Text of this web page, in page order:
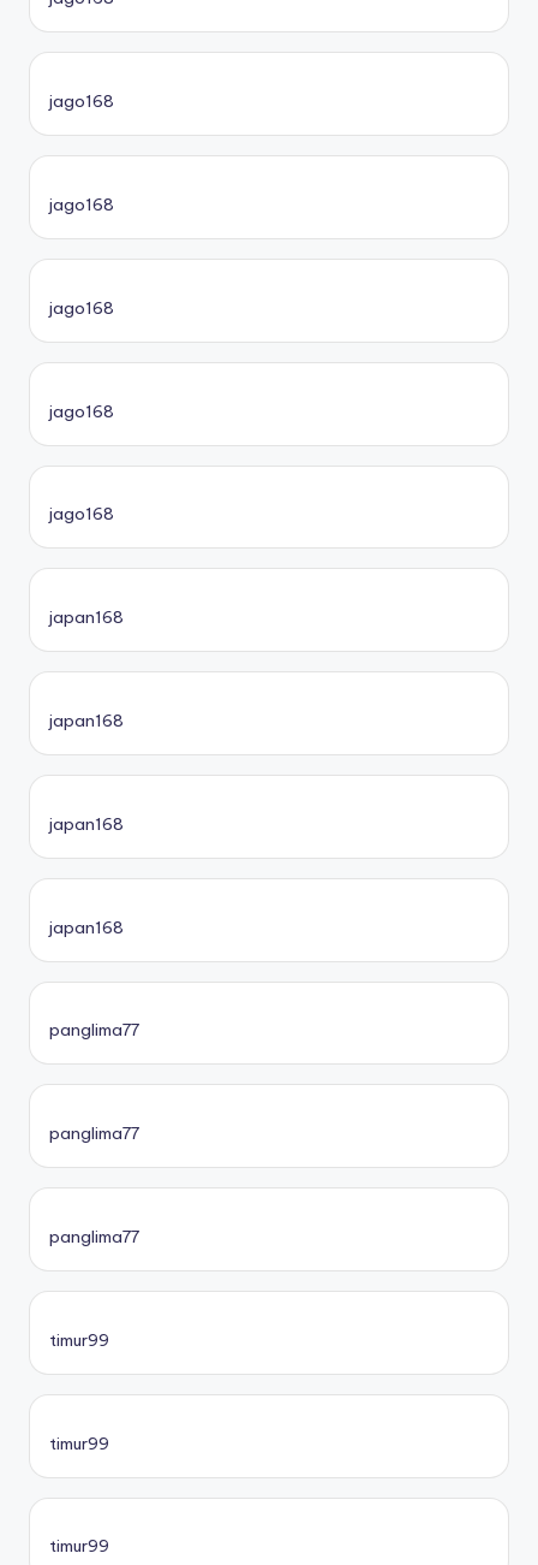
jago168
jago168
jago168
jago168
jago168
japan168
japan168
japan168
japan168
panglima77
panglima77
panglima77
timur99
timur99
timur99